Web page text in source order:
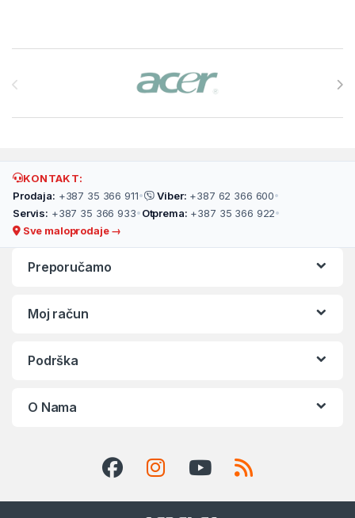
KONTAKT:
Prodaja: +387 35 366 911• Viber: +387 62 366 600•
Servis: +387 35 366 933• Otprema: +387 35 366 922•
Sve maloprodaje →
Preporučamo
Moj račun
Podrška
O Nama